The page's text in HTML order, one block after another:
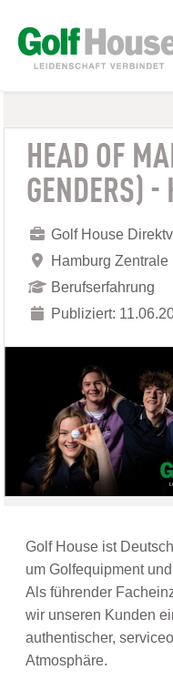
HEAD OF
GENDERS) -
Golf House
Hamburg Zentrale
Berufserfahrung
Publiziert:
Golf House ist
um Golfequipment
Als führender
wir unseren Kunden
authentischer,
Atmosphäre.